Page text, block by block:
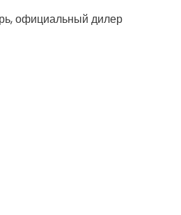
официальный дилер